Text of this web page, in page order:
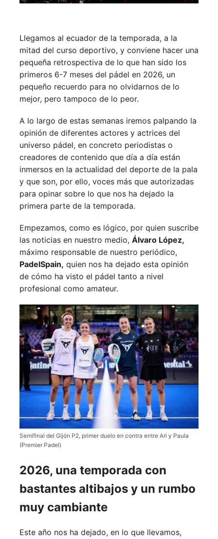
Llegamos al ecuador de la temporada, a la
mitad del curso deportivo, y conviene hacer una
pequeña retrospectiva de lo que han sido los
primeros 6-7 meses del pádel en 2026, un
pequeño recuerdo para no olvidarnos de lo
mejor, pero tampoco de lo peor.
A lo largo de estas semanas iremos palpando la
opinión de diferentes actores y actrices del
universo pádel, en concreto periodistas o
creadores de contenido que día a día están
inmersos en la actualidad del deporte de la pala
y que son, por ello, voces más que autorizadas
para opinar sobre lo que nos ha dejado la
primera parte de la temporada.
Empezamos, como es lógico, por quien suscribe
las noticias en nuestro medio, Álvaro López,
máximo responsable de nuestro periódico,
PadelSpain, quien nos ha dejado esta opinión
de cómo ha visto el pádel tanto a nivel
profesional como amateur.
Semifinal del Gijón P2, primer duelo en contra entre Ari y Paula
(Premier Padel)
2026, una temporada con
bastantes altibajos y un rumbo
muy cambiante
Este año nos ha dejado, en lo que llevamos,